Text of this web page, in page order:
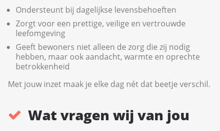
Ondersteunt bij dagelijkse levensbehoeften
Zorgt voor een prettige, veilige en vertrouwde
leefomgeving
Geeft bewoners niet alleen de zorg die zij nodig
hebben, maar ook aandacht, warmte en oprechte
betrokkenheid
Met jouw inzet maak je elke dag nét dat beetje verschil.
Wat vragen wij van jou